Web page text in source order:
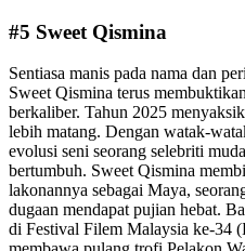
#5 Sweet Qismina
Sentiasa manis pada nama dan
Sweet Qismina terus
berkaliber. Tahun 2025
lebih matang. Dengan watak-
evolusi seni seorang selebriti
bertumbuh. Sweet Qismina
lakonannya sebagai Maya,
dugaan mendapat pujian hebat.
di Festival Filem Malaysia ke-34